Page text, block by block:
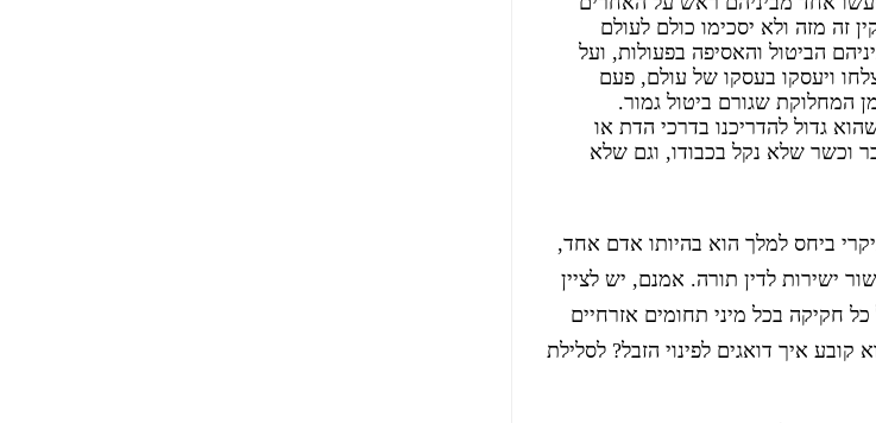
זה מזה ולא יסכימו כולם לעולם
הביטול והאסיפה בפעולות, ועל
ויעסקו בעסקו של עולם, פעם
המחלוקת שגורם ביטול גמור.
גדול להדריכנו בדרכי הדת או
וכשר שלא נקל בכבודו, וגם שלא
ביחס למלך הוא בהיותו אדם אחד,
ישירות לדין תורה. אמנם, יש לציין
חקיקה בכל מיני תחומים אזרחיים
איך דואגים לפינוי הזבל? לסלילת